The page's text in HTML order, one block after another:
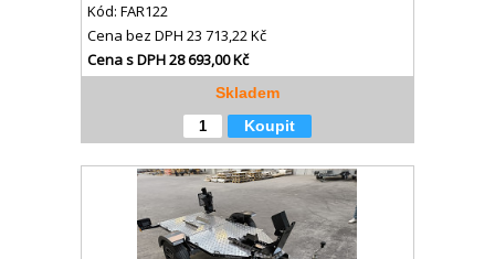
Kód: FAR122
Cena bez DPH 23 713,22 Kč
Cena s DPH28 693,00 Kč
Skladem
Koupit